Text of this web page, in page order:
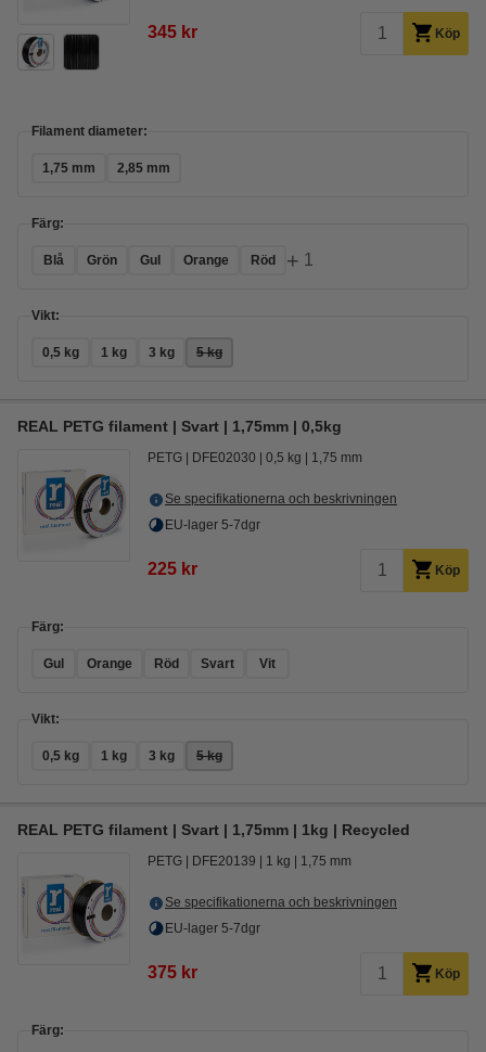
345 kr Köp
Filament diameter:
1,75 mm 2,85 mm
Färg:
Blå Grön Gul Orange Röd + 1
Vikt:
0,5 kg 1 kg 3 kg 5 kg
REAL PETG filament | Svart | 1,75mm | 0,5kg
PETG DFE02030 0,5 kg 1,75 mm
Se specifikationerna och beskrivningen
EU-lager 5-7dgr
225 kr Köp
Färg:
Gul Orange Röd Svart Vit
Vikt:
0,5 kg 1 kg 3 kg 5 kg
REAL PETG filament | Svart | 1,75mm | 1kg | Recycled
PETG DFE20139 1 kg 1,75 mm
Se specifikationerna och beskrivningen
EU-lager 5-7dgr
375 kr Köp
Färg: